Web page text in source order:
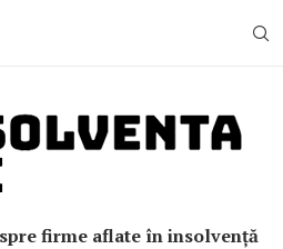
firme aflate în insolvență